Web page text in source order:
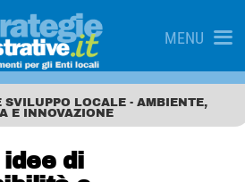
MENU
SVILUPPO LOCALE - AMBIENTE,
E INNOVAZIONE
idee di